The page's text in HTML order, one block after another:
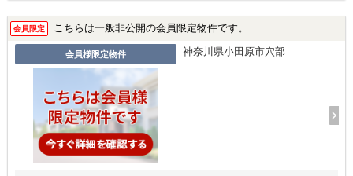
会員限定 こちらは一般非公開の会員限定物件です。
会員様限定物件 神奈川県小田原市穴部